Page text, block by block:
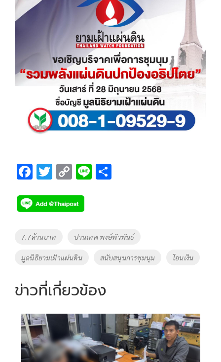
F
e
b
o
o
k
T
tt
er
C
p
y
Li
n
k
Li
Tags
7.7ล้านบาท ปานเทพ พงษ์พัวพันธ์
มูลนิธิยามเฝ้าแผ่นดิน สนับสนุนการชุมนุม โอนเงิน
ข่าวที่เกี่ยวข้อง